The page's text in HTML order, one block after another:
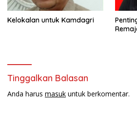
Kelokalan untuk Kamdagri
Tinggalkan Balasan
Anda harus masuk untuk berkomentar.